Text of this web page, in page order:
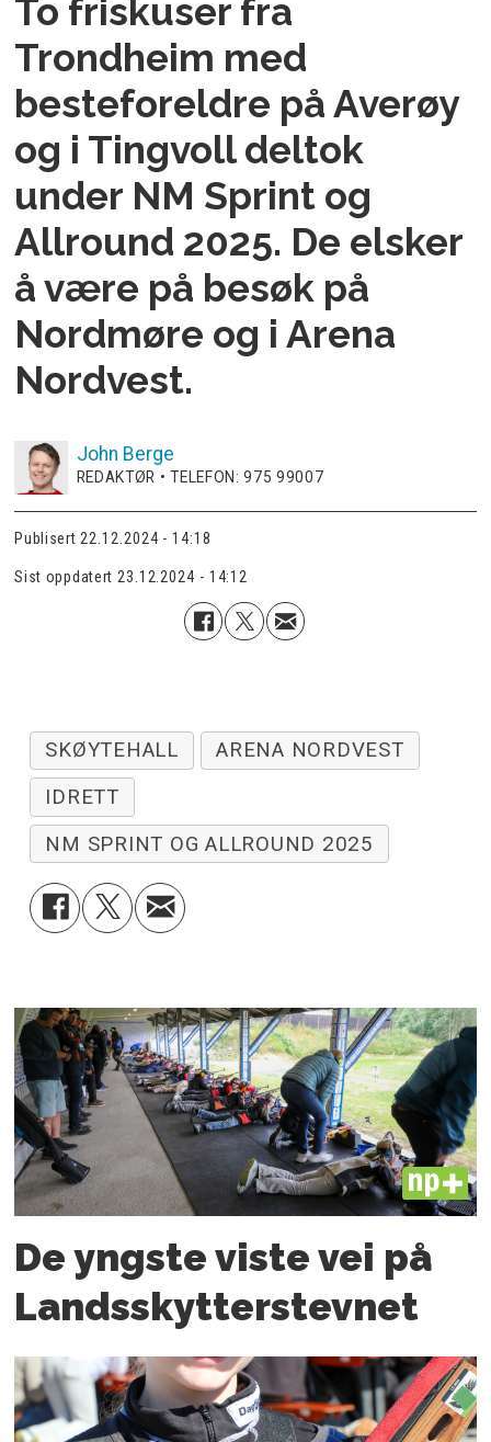
To friskuser fra
Trondheim med
besteforeldre på Averøy
og i Tingvoll deltok
under NM Sprint og
Allround 2025. De elsker
å være på besøk på
Nordmøre og i Arena
Nordvest.
John Berge
REDAKTØR • TELEFON: 975 99007
Publisert 22.12.2024 - 14:18
Sist oppdatert 23.12.2024 - 14:12
SKØYTEHALL
ARENA NORDVEST
IDRETT
NM SPRINT OG ALLROUND 2025
PLUS
De yngste viste vei på
Landsskytterstevnet